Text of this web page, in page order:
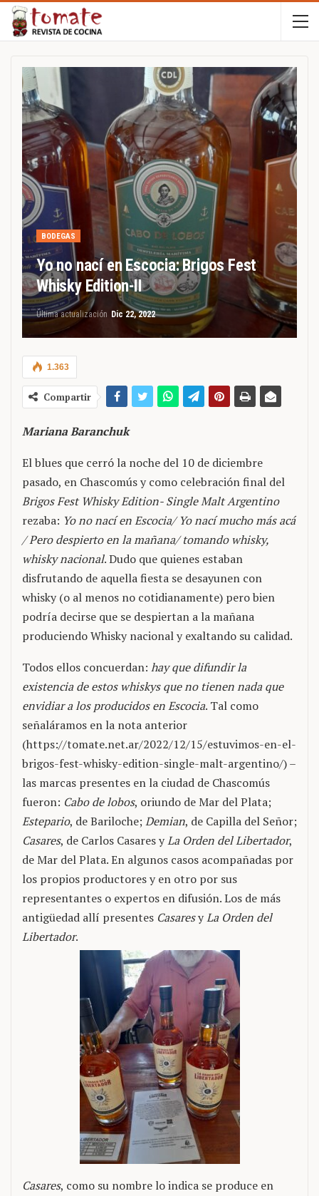
BODEGAS
Yo no nací en Escocia: Brigos Fest
Whisky Edition-II
Última actualización Dic 22, 2022
1.363
Compartir
Mariana Baranchuk
El blues que cerró la noche del 10 de diciembre
pasado, en Chascomús y como celebración final del
Brigos Fest Whisky Edition- Single Malt Argentino
rezaba: Yo no nací en Escocia/ Yo nací mucho más acá
/ Pero despierto en la mañana/ tomando whisky,
whisky nacional. Dudo que quienes estaban
disfrutando de aquella fiesta se desayunen con
whisky (o al menos no cotidianamente) pero bien
podría decirse que se despiertan a la mañana
produciendo Whisky nacional y exaltando su calidad.
Todos ellos concuerdan: hay que difundir la
existencia de estos whiskys que no tienen nada que
envidiar a los producidos en Escocia. Tal como
señaláramos en la nota anterior
(https://tomate.net.ar/2022/12/15/estuvimos-en-el-
brigos-fest-whisky-edition-single-malt-argentino/) –
las marcas presentes en la ciudad de Chascomús
fueron: Cabo de lobos, oriundo de Mar del Plata;
Estepario, de Bariloche;Demian, de Capilla del Señor;
Casares, de Carlos Casares yLa Orden del Libertador,
de Mar del Plata. En algunos casos acompañadas por
los propios productores y en otro por sus
representantes o expertos en difusión. Los de más
antigüedad allí presentes CasaresyLa Orden del
Libertador.
Casares, como su nombre lo indica se produce en